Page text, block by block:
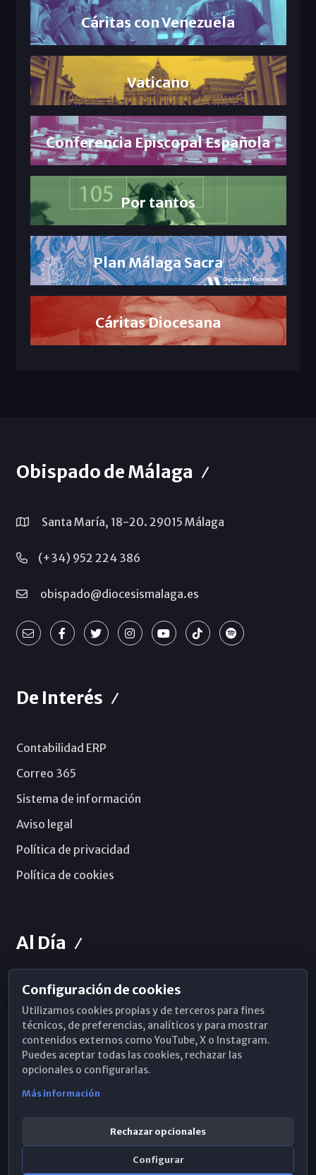
Cáritas con Venezuela
Vaticano
Conferencia Episcopal Española
Por tantos
Plan Málaga Sacra
Cáritas Diocesana
Obispado de Málaga
Santa María, 18-20. 29015 Málaga
(+34) 952 224 386
obispado@diocesismalaga.es
De Interés
Contabilidad ERP
Correo 365
Sistema de información
Aviso legal
Política de privacidad
Política de cookies
Al Día
Horarios de Misa
Hemeroteca
WhatsApp
Configuración de cookies
Utilizamos cookies propias y de terceros para fines
técnicos, de preferencias, analíticos y para mostrar
contenidos externos como YouTube, X o Instagram.
Puedes aceptar todas las cookies, rechazar las
opcionales o configurarlas.
Más información
Rechazar opcionales
Configurar